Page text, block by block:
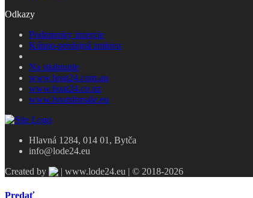
Odkazy
Podmienky inzercie
Kúpno-predajná zmluva
Na stiahnutie
www.boat24.com.au
www.boat24.co.nz
www.boatsforsale.eu
Hlavná 1284, 014 01, Bytča
info@lode24.eu
Created by
| www.lode24.eu | © 2018-2026
Predať